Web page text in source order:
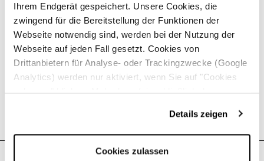
Ihrem Endgerät gespeichert. Unsere Cookies, die
zwingend für die Bereitstellung der Funktionen der
Webseite notwendig sind, werden bei der Nutzung der
Webseite auf jeden Fall gesetzt. Cookies von
Drittanbietern für Analyse- oder Trackingzwecke (Google
Analytics) werden nur aktiviert, wenn Sie auf "Cookies
Datenschutzerklärung—
Impressum.
Details zeigen
Cookies zulassen
Möchten Sie direkt richtig auf LinkedIn starten? Oder
Ihren LinkedIn-Auftritt erfolgreich ausbauen?
Sprechen Sie uns gerne an und wir geben Ihnen eine
erste Einschätzung und Empfehlung zur optimalen
Vorgehensweise.